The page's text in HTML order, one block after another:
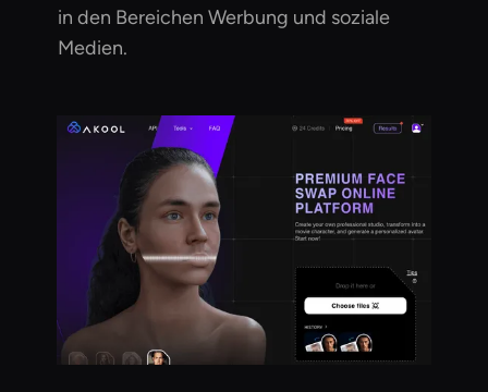
in den Bereichen Werbung und soziale
Medien.